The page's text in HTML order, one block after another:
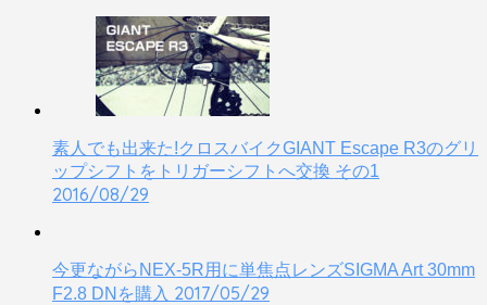
素人でも出来た!クロスバイクGIANT Escape R3のグリ
ップシフトをトリガーシフトへ交換 その1
2016/08/29
今更ながらNEX-5R用に単焦点レンズSIGMA Art 30mm
F2.8 DNを購入 2017/05/29